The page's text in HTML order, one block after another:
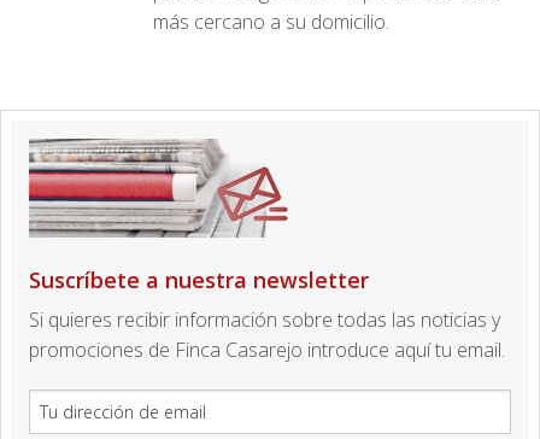
más cercano a su domicilio.
Suscríbete a nuestra newsletter
Si quieres recibir información sobre todas las noticias y
promociones de Finca Casarejo introduce aquí tu email.